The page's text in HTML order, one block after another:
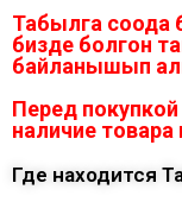
Табылга соода
бизде болгон
байланышып
Перед
наличие товара
Где находится